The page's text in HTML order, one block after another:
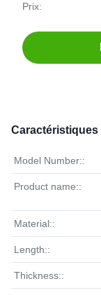
Prix:
Caractéristiques
Model Number::
Product name::
Material::
Length::
Thickness::